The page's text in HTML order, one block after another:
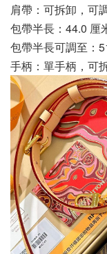
肩帶：可拆卸，可
包帶半長：44.0 厘
包帶半長可調至：
手柄：單手柄，可